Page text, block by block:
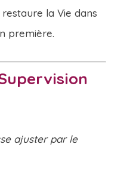
restaure la Vie dans
première.
ajuster par le